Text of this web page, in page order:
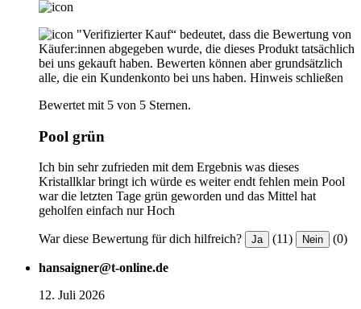
"Verifizierter Kauf“ bedeutet, dass die Bewertung von
Käufer:innen abgegeben wurde, die dieses Produkt tatsächlich
bei uns gekauft haben. Bewerten können aber grundsätzlich
alle, die ein Kundenkonto bei uns haben. Hinweis schließen
Bewertet mit 5 von 5 Sternen.
Pool grün
Ich bin sehr zufrieden mit dem Ergebnis was dieses
Kristallklar bringt ich würde es weiter endt fehlen mein Pool
war die letzten Tage grün geworden und das Mittel hat
geholfen einfach nur Hoch
War diese Bewertung für dich hilfreich? Ja (11) Nein (0)
hansaigner@t-online.de
12. Juli 2026